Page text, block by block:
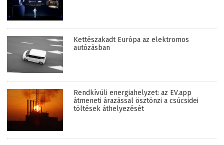
Kettészakadt Európa az elektromos
autózásban
Rendkívüli energiahelyzet: az EV.app
átmeneti árazással ösztönzi a csúcsidei
töltések áthelyezését